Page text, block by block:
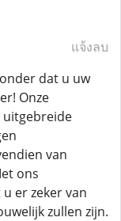
แจ้งลบ
dat u uw
Onze
van
ons
er zeker van
zullen zijn.